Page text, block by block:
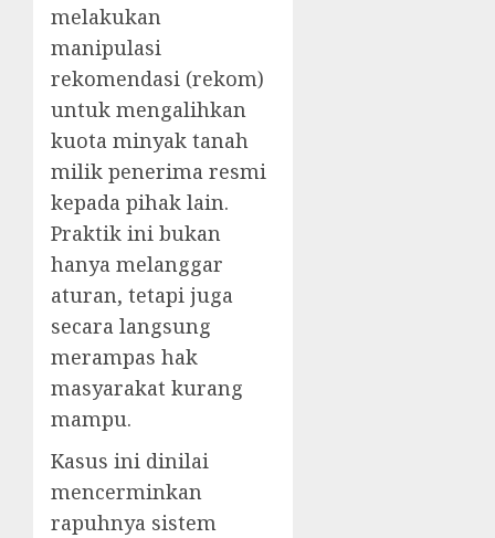
melakukan
manipulasi
rekomendasi (rekom)
untuk mengalihkan
kuota minyak tanah
milik penerima resmi
kepada pihak lain.
Praktik ini bukan
hanya melanggar
aturan, tetapi juga
secara langsung
merampas hak
masyarakat kurang
mampu.
Kasus ini dinilai
mencerminkan
rapuhnya sistem